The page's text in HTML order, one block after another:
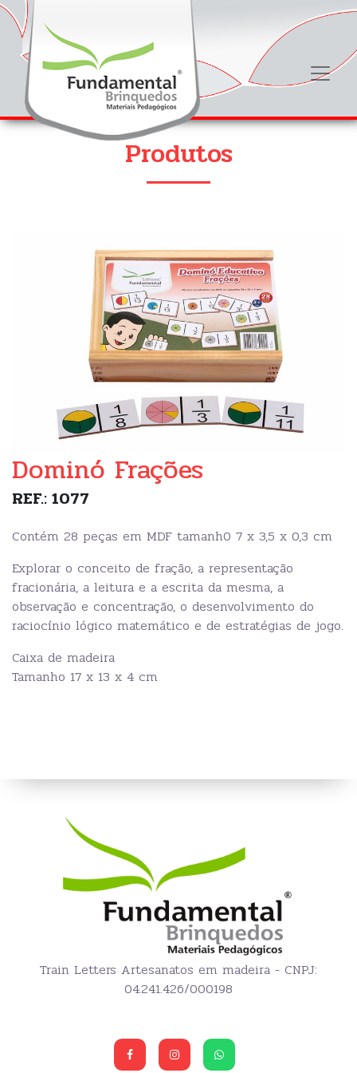
Produtos
Dominó Frações
REF.: 1077
Contém 28 peças em MDF tamanh0 7 x 3,5 x 0,3 cm
Explorar o conceito de fração, a representação
fracionária, a leitura e a escrita da mesma, a
observação e concentração, o desenvolvimento do
raciocínio lógico matemático e de estratégias de jogo.
Caixa de madeira
Tamanho 17 x 13 x 4 cm
Train Letters Artesanatos em madeira - CNPJ:
04.241.426/000198